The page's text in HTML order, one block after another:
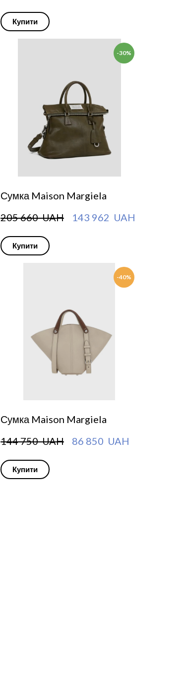
Купити
-30%
Сумка Maison Margiela
205 660  UAH
143 962  UAH
Купити
-40%
Сумка Maison Margiela
144 750  UAH
86 850  UAH
Купити